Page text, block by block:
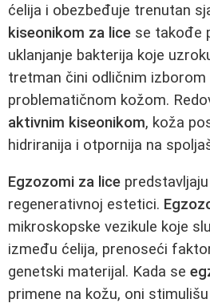
ćelija i obezbeđuje trenutan
kiseonikom za lice se takođe
uklanjanje bakterija koje
tretman čini odličnim izborom
problematičnom kožom.
aktivnim kiseonikom, koža
hidriranija i otpornija na
Egzozomi za lice
regenerativnoj estetici.
mikroskopske vezikule koje
između ćelija, prenoseći
genetski materijal. Kada se
primene na kožu, oni